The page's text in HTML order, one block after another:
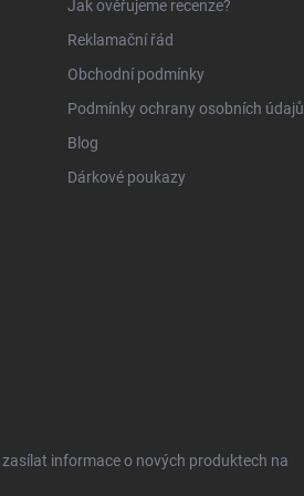
Jak ověřujeme recenze?
Reklamační řád
Obchodní podmínky
Podmínky ochrany osobních údajů
Blog
Dárkové poukazy
informace o nových produktech na